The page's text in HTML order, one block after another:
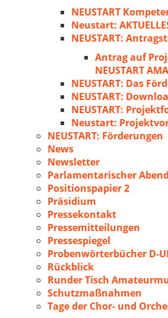
NEUSTART
Neustart:
NEUSTART:
Antrag auf
NEUSTART
NEUSTART: Das
NEUSTART:
NEUSTART:
Neustart:
NEUSTART: Förderungen
News
Newsletter
Parlamentarischer Abend
Positionspapier 2
Präsidium
Pressekontakt
Pressemitteilungen
Pressespiegel
Probenwörterbücher D-
Rückblick
Runder Tisch
Schutzmaßnahmen
Tage der Chor- und